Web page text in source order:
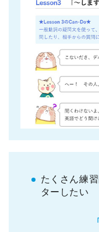
たくさん練
ターしたい